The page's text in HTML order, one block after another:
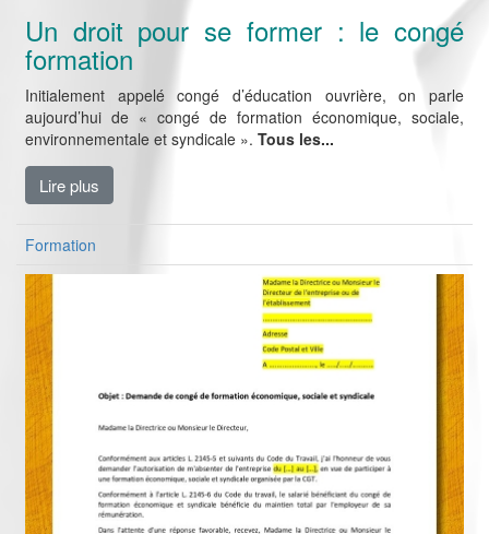
Un droit pour se former : le congé
formation
Initialement appelé congé d’éducation ouvrière, on parle
aujourd’hui de « congé de formation économique, sociale,
environnementale et syndicale ». Tous les...
Lire plus
Formation